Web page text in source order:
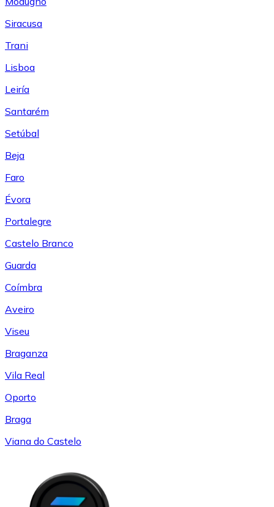
Siracusa
Trani
Lisboa
Leiría
Santarém
Setúbal
Beja
Faro
Évora
Portalegre
Castelo Branco
Guarda
Coímbra
Aveiro
Viseu
Braganza
Vila Real
Oporto
Braga
Viana do Castelo